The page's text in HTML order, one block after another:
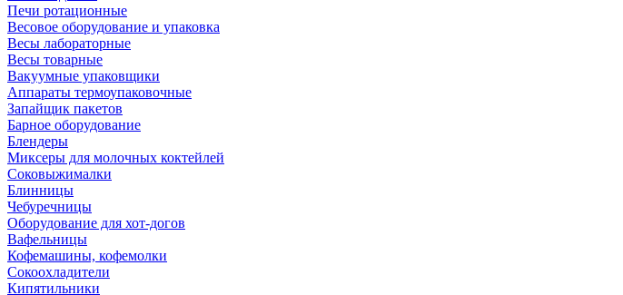
Печи ротационные
Весовое оборудование и упаковка
Весы лабораторные
Весы товарные
Вакуумные упаковщики
Аппараты термоупаковочные
Запайщик пакетов
Барное оборудование
Блендеры
Миксеры для молочных коктейлей
Соковыжималки
Блинницы
Чебуречницы
Оборудование для хот-догов
Вафельницы
Кофемашины, кофемолки
Сокоохладители
Кипятильники